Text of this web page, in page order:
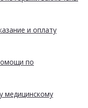
и оплату
по
медицинскому